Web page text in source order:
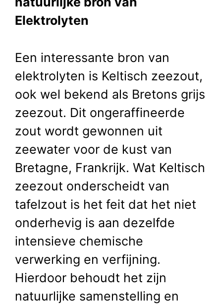
Elektrolyten
Een interessante bron van
elektrolyten is Keltisch zeezout,
ook wel bekend als Bretons grijs
zeezout. Dit ongeraffineerde
zout wordt gewonnen uit
zeewater voor de kust van
Bretagne, Frankrijk. Wat Keltisch
zeezout onderscheidt van
tafelzout is het feit dat het niet
onderhevig is aan dezelfde
intensieve chemische
verwerking en verfijning.
Hierdoor behoudt het zijn
natuurlijke samenstelling en